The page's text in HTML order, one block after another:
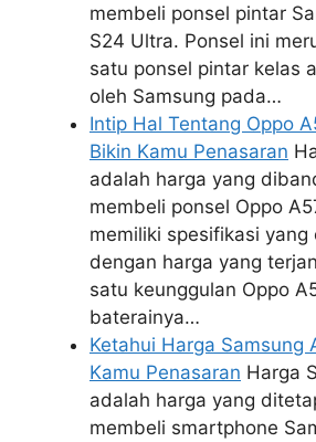
membeli ponsel pintar
S24 Ultra. Ponsel ini
satu ponsel pintar kelas
oleh Samsung pada…
Intip Hal Tentang Oppo
Bikin Kamu Penasaran
adalah harga yang
membeli ponsel Oppo
memiliki spesifikasi yang
dengan harga yang
satu keunggulan Oppo
baterainya…
Ketahui Harga Samsung
Kamu Penasaran Harga
adalah harga yang
membeli smartphone